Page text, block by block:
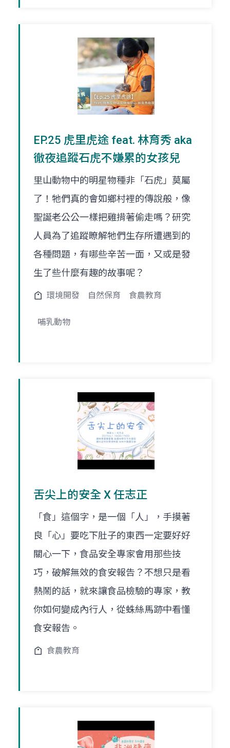
EP.25 虎里虎途 feat. 林育秀 aka
徹夜追蹤石虎不嫌累的女孩兒
里山動物中的明星物種非「石虎」莫屬
了！牠們真的會如鄉村裡的傳說般，像
聖誕老公公一樣把雞揹著偷走嗎？研究
人員為了追蹤瞭解牠們生存所遭遇到的
各種問題，有哪些辛苦一面，又或是發
生了些什麼有趣的故事呢？
環境開發 自然保育 食農教育
哺乳動物
舌尖上的安全 X 任志正
「食」這個字，是一個「人」，手摸著
良「心」要吃下肚子的東西一定要好好
關心一下，食品安全專家會用那些技
巧，破解無效的食安報告？不想只是看
熱鬧的話，就來讓食品檢驗的專家，教
你如何變成內行人，從蛛絲馬跡中看懂
食安報告。
食農教育